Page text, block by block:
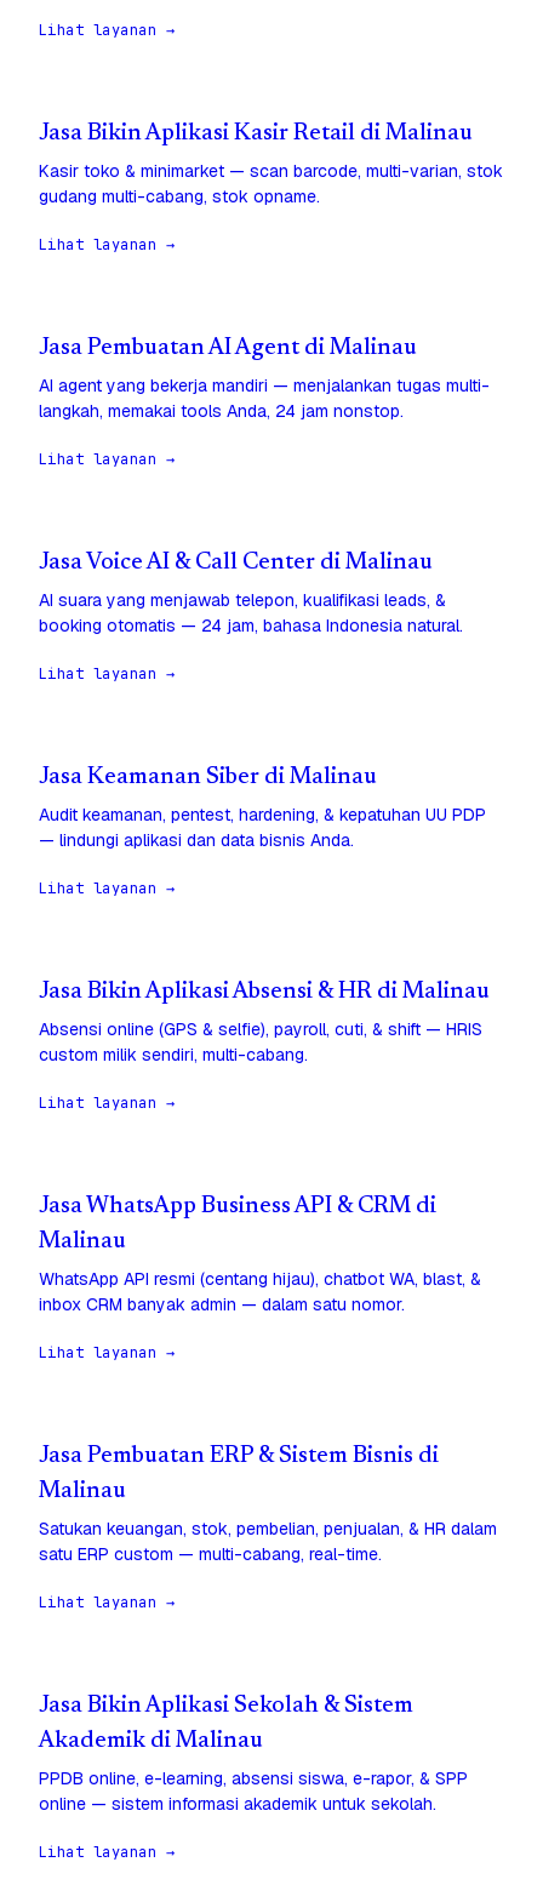
Lihat layanan →
Jasa Bikin Aplikasi Kasir Retail di Malinau
Kasir toko & minimarket — scan barcode, multi-varian, stok
gudang multi-cabang, stok opname.
Lihat layanan →
Jasa Pembuatan AI Agent di Malinau
AI agent yang bekerja mandiri — menjalankan tugas multi-
langkah, memakai tools Anda, 24 jam nonstop.
Lihat layanan →
Jasa Voice AI & Call Center di Malinau
AI suara yang menjawab telepon, kualifikasi leads, &
booking otomatis — 24 jam, bahasa Indonesia natural.
Lihat layanan →
Jasa Keamanan Siber di Malinau
Audit keamanan, pentest, hardening, & kepatuhan UU PDP
— lindungi aplikasi dan data bisnis Anda.
Lihat layanan →
Jasa Bikin Aplikasi Absensi & HR di Malinau
Absensi online (GPS & selfie), payroll, cuti, & shift — HRIS
custom milik sendiri, multi-cabang.
Lihat layanan →
Jasa WhatsApp Business API & CRM di
Malinau
WhatsApp API resmi (centang hijau), chatbot WA, blast, &
inbox CRM banyak admin — dalam satu nomor.
Lihat layanan →
Jasa Pembuatan ERP & Sistem Bisnis di
Malinau
Satukan keuangan, stok, pembelian, penjualan, & HR dalam
satu ERP custom — multi-cabang, real-time.
Lihat layanan →
Jasa Bikin Aplikasi Sekolah & Sistem
Akademik di Malinau
PPDB online, e-learning, absensi siswa, e-rapor, & SPP
online — sistem informasi akademik untuk sekolah.
Lihat layanan →